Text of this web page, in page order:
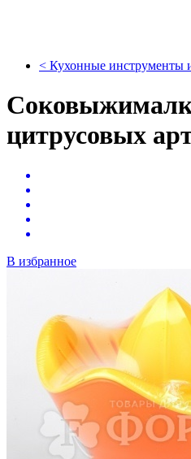
< Кухонные инструменты
цитрусовых
В избранное